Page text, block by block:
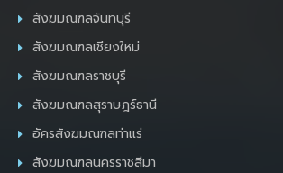
สังฆมณฑลจันทบุรี
สังฆมณฑลเชียงใหม่
สังฆมณฑลราชบุรี
สังฆมณฑลสุราษฎร์ธานี
อัครสังฆมณฑลท่าแร่
สังฆมณฑลนครราชสีมา